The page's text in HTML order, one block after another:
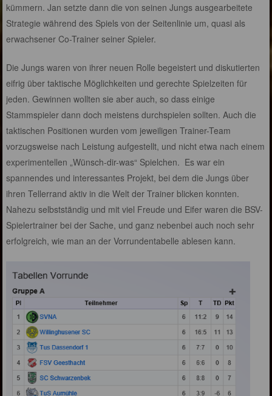
kümmern. Jan setzte dann die von seinen Jungs ausgearbeitete
Strategie während des Spiels von der Seitenlinie um, quasi als
erwachsener Co-Trainer seiner Spieler.
Die Jungs waren von ihrer neuen Rolle begeistert und diskutierten
eifrig über taktische Möglichkeiten und gerechte Spielzeiten für
jeden. Gewinnen wollten sie aber auch, so dass einige
Stammspieler dann doch meistens durchspielen sollten. Auch die
taktischen Positionen wurden vom jeweiligen Trainer-Team
vorzugsweise nach Leistung aufgestellt, und nicht etwa nach einem
experimentellen „Wünsch-dir-was“ Spielchen. Es war ein
spannendes und interessantes Projekt, bei dem die Jungs über
ihren Tellerrand aktiv in die Welt der Trainer blicken konnten.
Nahezu selbstständig und mit viel Freude und Eifer waren die BSV-
Spielertrainer bei der Sache, und ganz nebenbei auch noch sehr
erfolgreich, wie man an der Vorrundentabelle ablesen kann.